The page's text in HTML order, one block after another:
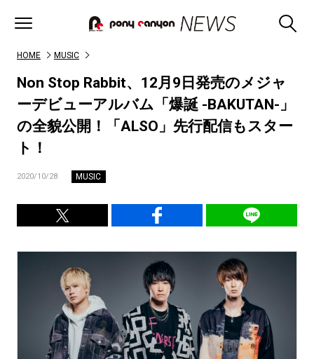
HOME MUSIC
Non Stop Rabbit、12月9日発売のメジャ
ーデビューアルバム「爆誕 -BAKUTAN-」
の全貌公開！「ALSO」先行配信もスター
ト！
2020/10/28 MUSIC